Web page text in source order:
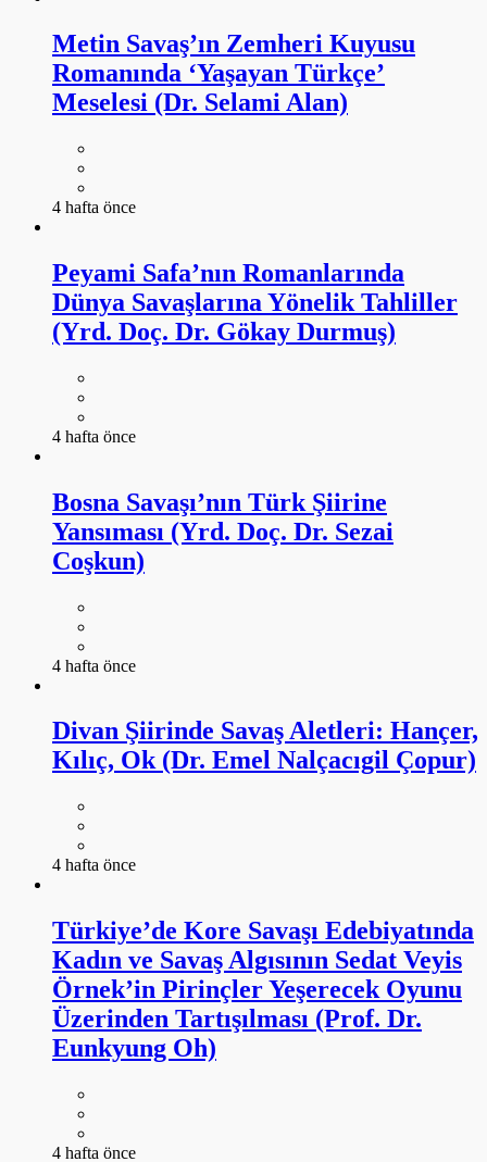
Metin Savaş’ın Zemheri Kuyusu
Romanında ‘Yaşayan Türkçe’
Meselesi (Dr. Selami Alan)
4 hafta önce
Peyami Safa’nın Romanlarında
Dünya Savaşlarına Yönelik Tahliller
(Yrd. Doç. Dr. Gökay Durmuş)
4 hafta önce
Bosna Savaşı’nın Türk Şiirine
Yansıması (Yrd. Doç. Dr. Sezai
Coşkun)
4 hafta önce
Divan Şiirinde Savaş Aletleri: Hançer,
Kılıç, Ok (Dr. Emel Nalçacıgil Çopur)
4 hafta önce
Türkiye’de Kore Savaşı Edebiyatında
Kadın ve Savaş Algısının Sedat Veyis
Örnek’in Pirinçler Yeşerecek Oyunu
Üzerinden Tartışılması (Prof. Dr.
Eunkyung Oh)
4 hafta önce